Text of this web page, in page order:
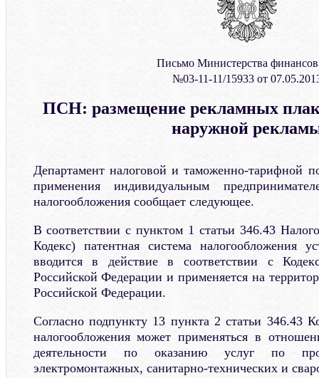
Письмо Министерства
№03-11-11/15933 от
ПСН: размещение рекламных
наружной
Департамент налоговой и таможенно-тарифной
применения индивидуальным
налогообложения сообщает следующее.
В соответствии с пунктом 1 статьи 346.43
Кодекс) патентная система налогообложения
вводится в действие в соответствии с
Российской Федерации и применяется на
Российской Федерации.
Согласно подпункту 13 пункта 2 статьи 346.43
налогообложения может применяться в
деятельности по оказанию услуг по
электромонтажных, санитарно-технических и